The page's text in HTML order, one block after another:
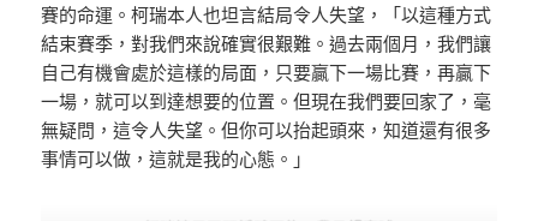
賽的命運。柯瑞本人也坦言結局令人失望，「以這種方式
結束賽季，對我們來說確實很艱難。過去兩個月，我們讓
自己有機會處於這樣的局面，只要贏下一場比賽，再贏下
一場，就可以到達想要的位置。但現在我們要回家了，毫
無疑問，這令人失望。但你可以抬起頭來，知道還有很多
事情可以做，這就是我的心態。」